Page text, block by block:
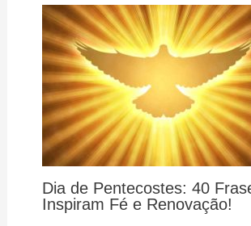
Dia de Pentecostes: 40
Inspiram Fé e Renovação!